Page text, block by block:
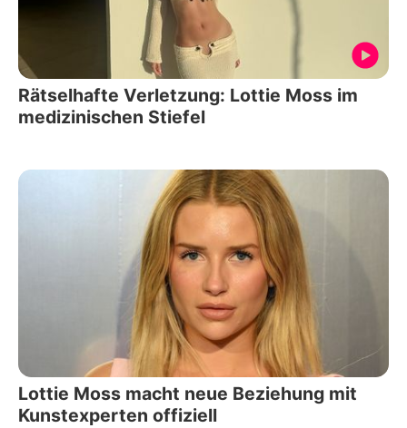
Rätselhafte Verletzung: Lottie Moss im
medizinischen Stiefel
Lottie Moss macht neue Beziehung mit
Kunstexperten offiziell